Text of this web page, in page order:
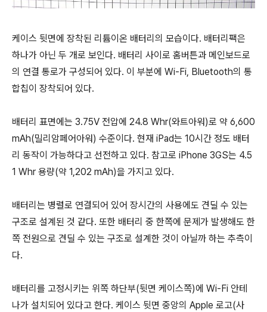
케이스 뒷면에 장착된 리튬이온 배터리의 모습이다. 배터리팩은
하나가 아닌 두 개로 보인다. 배터리 사이로 홈버튼과 메인보드로
의 연결 통로가 구성되어 있다. 이 부분에 Wi-Fi, Bluetooth의 통
합칩이 장착되어 있다.
배터리 표면에는 3.75V 전압에 24.8 Whr(와트아워)로 약 6,600
mAh(밀리암페어아워) 수준이다. 현재 iPad는 10시간 정도 배터
리 동작이 가능하다고 선전하고 있다. 참고로 iPhone 3GS는 4.5
1 Whr 용량(약 1,202 mAh)을 가지고 있다.
배터리는 병렬로 연결되어 있어 장시간의 사용에도 견딜 수 있는
구조로 설계된 것 같다. 또한 배터리 중 한쪽에 문제가 발생해도 한
쪽 전원으로 견딜 수 있는 구조로 설계한 것이 아닐까 하는 추측이
다.
배터리를 고정시키는 위쪽 하단부(뒷면 케이스쪽)에 Wi-Fi 안테
나가 설치되어 있다고 한다. 케이스 뒷면 중앙의 Apple 로고(사